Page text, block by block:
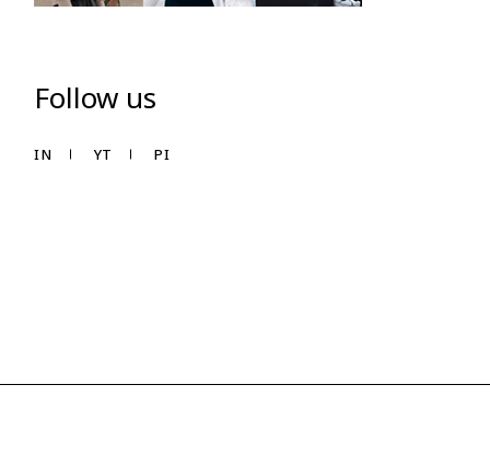
Follow us
IN YT PI